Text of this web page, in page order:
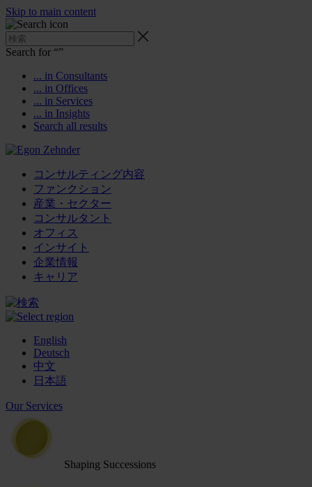
Skip to main content
Search for “”
... in Consultants
... in Offices
... in Services
... in Insights
Search all results
コンサルティング内容
ファンクション
産業・セクター
コンサルタント
オフィス
インサイト
企業情報
キャリア
English
Deutsch
中文
日本語
Our Services
Shaping Successions